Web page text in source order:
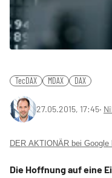
TecDAX MDAX DAX
27.05.2015, 17:45‧
DER AKTIONÄR bei Google
Die Hoffnung auf eine